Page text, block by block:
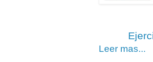
Leer mas...